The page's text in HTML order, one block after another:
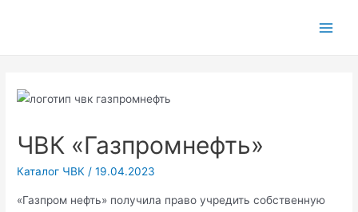
ЧВК «Газпромнефть»
Каталог ЧВК /19.04.2023
«Газпром нефть» получила право учредить собственную